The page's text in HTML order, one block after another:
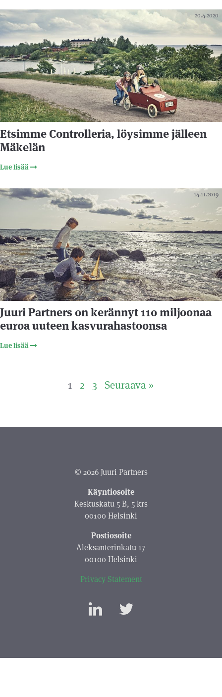
20.4.2020
Etsimme Controlleria, löysimme jälleen
Mäkelän
Lue lisää
14.11.2019
Juuri Partners on kerännyt 110 miljoonaa
euroa uuteen kasvurahastoonsa
Lue lisää
1 2 3 Seuraava »
© 2026 Juuri Partners
Käyntiosoite
Keskuskatu 5 B, 5 krs
00100 Helsinki
Postiosoite
Aleksanterinkatu 17
00100 Helsinki
Privacy Statement